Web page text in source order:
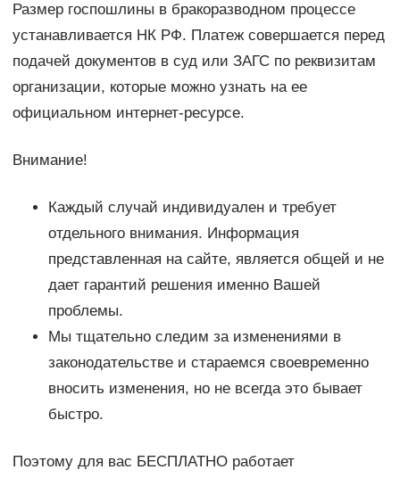
Размер госпошлины в бракоразводном процессе
устанавливается НК РФ. Платеж совершается перед
подачей документов в суд или ЗАГС по реквизитам
организации, которые можно узнать на ее
официальном интернет-ресурсе.
Внимание!
Каждый случай индивидуален и требует
отдельного внимания. Информация
представленная на сайте, является общей и не
дает гарантий решения именно Вашей
проблемы.
Мы тщательно следим за изменениями в
законодательстве и стараемся своевременно
вносить изменения, но не всегда это бывает
быстро.
Поэтому для вас БЕСПЛАТНО работает